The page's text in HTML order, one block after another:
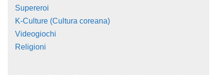
Supereroi
K-Culture (Cultura coreana)
Videogiochi
Religioni